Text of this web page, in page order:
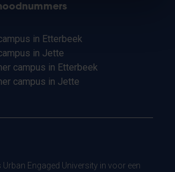
in Etterbeek
in Jette
campus in Etterbeek
campus in Jette
Urban Engaged University in voor een